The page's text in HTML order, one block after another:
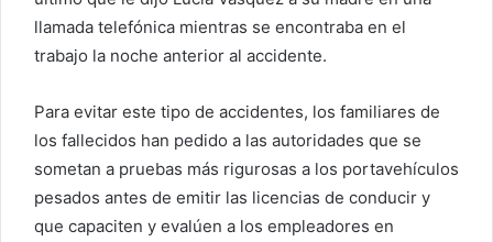
t
ó
i
c
o
llamada telefónica mientras se encontraba en el
trabajo la noche anterior al accidente.
Para evitar este tipo de accidentes, los familiares de
los fallecidos han pedido a las autoridades que se
sometan a pruebas más rigurosas a los portavehículos
pesados ​​antes de emitir las licencias de conducir y
que capaciten y evalúen a los empleadores en